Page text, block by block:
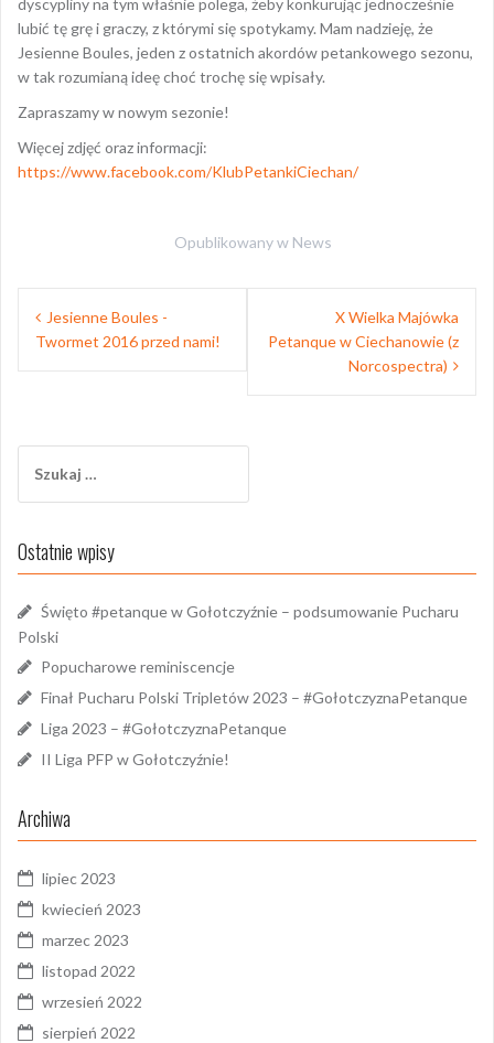
dyscypliny na tym właśnie polega, żeby konkurując jednocześnie
lubić tę grę i graczy, z którymi się spotykamy. Mam nadzieję, że
Jesienne Boules, jeden z ostatnich akordów petankowego sezonu,
w tak rozumianą ideę choć trochę się wpisały.
Zapraszamy w nowym sezonie!
Więcej zdjęć oraz informacji:
https://www.facebook.com/KlubPetankiCiechan/
Opublikowany w News
Nawigacja
wpisu
Jesienne Boules -
Twormet 2016 przed nami!
X Wielka Majówka
Petanque w Ciechanowie (z
Norcospectra)
Ostatnie wpisy
Święto #petanque w Gołotczyźnie – podsumowanie Pucharu
Polski
Popucharowe reminiscencje
Finał Pucharu Polski Tripletów 2023 – #GołotczyznaPetanque
Liga 2023 – #GołotczyznaPetanque
II Liga PFP w Gołotczyźnie!
Archiwa
lipiec 2023
kwiecień 2023
marzec 2023
listopad 2022
wrzesień 2022
sierpień 2022